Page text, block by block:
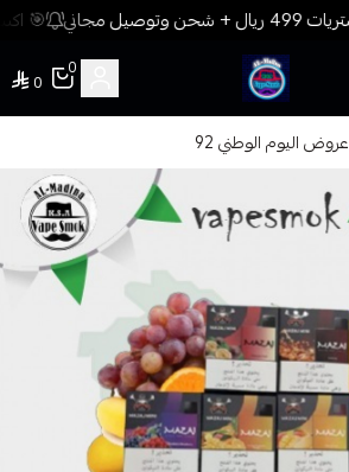
🎯
فيب المدينة
0
0
عروض اليوم الوطني 92